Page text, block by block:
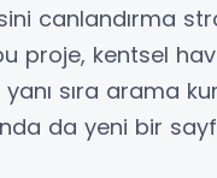
canlandırma
proje, kentsel
yanı sıra arama
da yeni bir